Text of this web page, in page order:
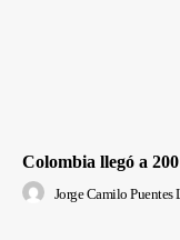
Colombia llegó a
Jorge Camilo Puentes